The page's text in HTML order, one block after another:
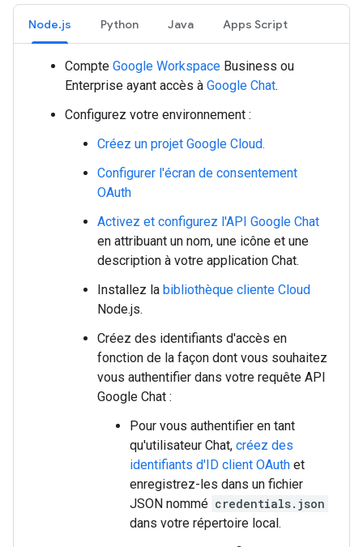
Node.js Python Java Apps Script
Compte Google Workspace Business ou
Enterprise ayant accès à Google Chat.
Configurez votre environnement :
Créez un projet Google Cloud.
Configurer l'écran de consentement
OAuth
Activez et configurez l'API Google Chat
en attribuant un nom, une icône et une
description à votre application Chat.
Installez la bibliothèque cliente Cloud
Node.js.
Créez des identifiants d'accès en
fonction de la façon dont vous souhaitez
vous authentifier dans votre requête API
Google Chat :
Pour vous authentifier en tant
qu'utilisateur Chat, créez des
identifiants d'ID client OAuth et
enregistrez-les dans un fichier
JSON nommé credentials.json
dans votre répertoire local.